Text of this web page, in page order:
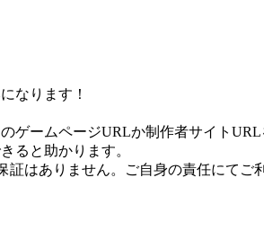
なります！
ゲームページURLか制作者サイトURL
ると助かります。
はありません。ご自身の責任にてご